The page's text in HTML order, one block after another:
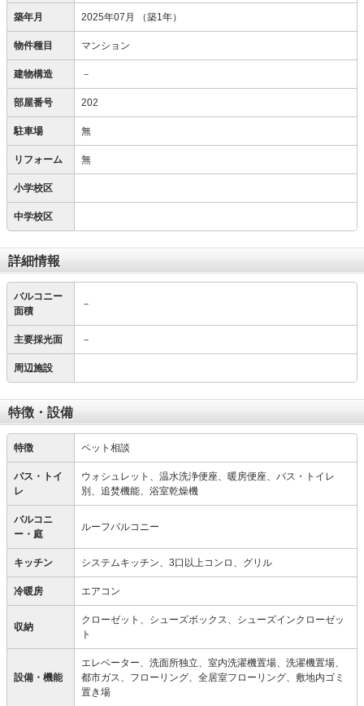
築年月 2025年07月 （築1年）
物件種目 マンション
建物構造 －
部屋番号 202
駐車場 無
リフォーム 無
小学校区
中学校区
詳細情報
バルコニー
面積
－
主要採光面 －
周辺施設
特徴・設備
特徴 ペット相談
バス・トイ
レ
ウォシュレット、温水洗浄便座、暖房便座、バス・トイレ
別、追焚機能、浴室乾燥機
バルコニ
ー・庭
ルーフバルコニー
キッチン システムキッチン、3口以上コンロ、グリル
冷暖房 エアコン
収納
クローゼット、シューズボックス、シューズインクローゼッ
ト
設備・機能
エレベーター、洗面所独立、室内洗濯機置場、洗濯機置場、
都市ガス、フローリング、全居室フローリング、敷地内ゴミ
置き場